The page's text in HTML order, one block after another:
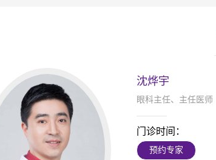
沈烨宇
眼科主任、主任医师
门诊时间：
预约专家